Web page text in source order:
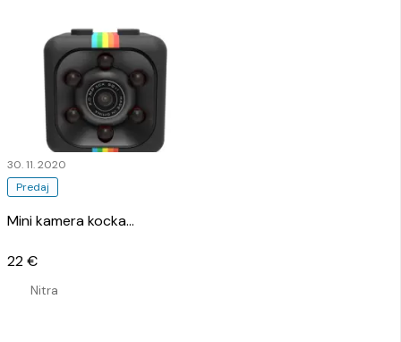
Predaj
30. 11. 2020
Mini kamera kocka…
Nitra
22 €